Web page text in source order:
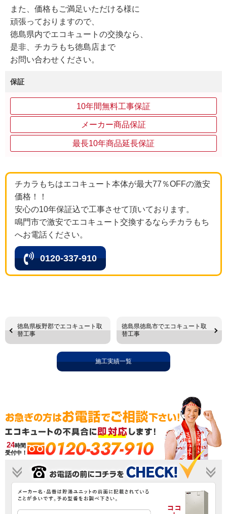
また、価格もご満足いただける様に
頑張っておりますので、
徳島県内でエコキュートの交換なら、
是非、チカラもち徳島店まで
お問い合わせください。
保証
10年間無料工事保証
メーカー商品保証
最長10年商品延長保証
チカラもちはエコキュート本体が最大77％OFFの激安
価格！！
安心の10年保証込で工事させて頂いております。
鳴門市で激安でエコキュート交換するならチカラもち
へお電話ください。
0120-337-910
徳島県板野郡でエコキュート取
替工事
徳島県徳島市でエコキュート取
替工事
施工実績一覧
24時間
受付中！
0120-337-910